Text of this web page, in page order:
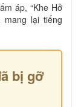
áp, “Khe Hở
mang lại tiếng
bị gỡ